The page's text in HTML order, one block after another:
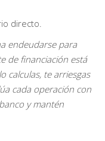
directo.
endeudarse para
de financiación está
calculas, te arriesgas
cada operación con
y mantén